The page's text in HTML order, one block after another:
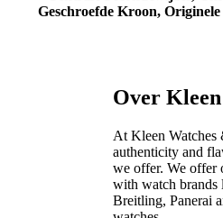
Geschroefde Kroon,
Over Kleen
At Kleen Watches
authenticity and
we offer. We offer
with watch brands
Breitling, Panerai